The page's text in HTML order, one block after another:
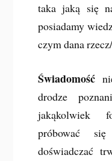
taka jaką się
posiadamy
czym dana
Świadomość
drodze
jakąkolwiek
próbować
doświadczać